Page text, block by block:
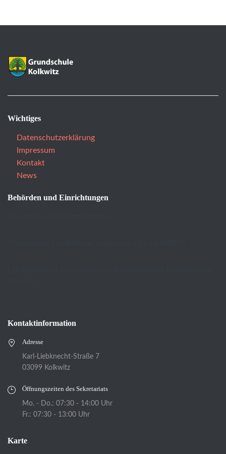
Wichtiges
Datenschutzerklärung
Impressum
Kontakt
News
Behörden und Einrichtungen
Kontaktinformation
Adresse
Karl-Liebknecht-Straße 7
03099 Kolkwitz
Öffnungszeiten des Sekretariats
Mo. - Do.: 07:30 - 14:00 Uhr
Fr.: 07:30 - 13:00 Uhr
Karte